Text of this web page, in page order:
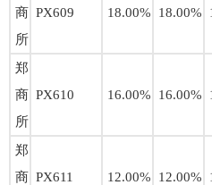
商
所
PX609 18.00% 18.00%
郑
商
所
PX610 16.00% 16.00%
郑
商 PX611 12.00% 12.00%